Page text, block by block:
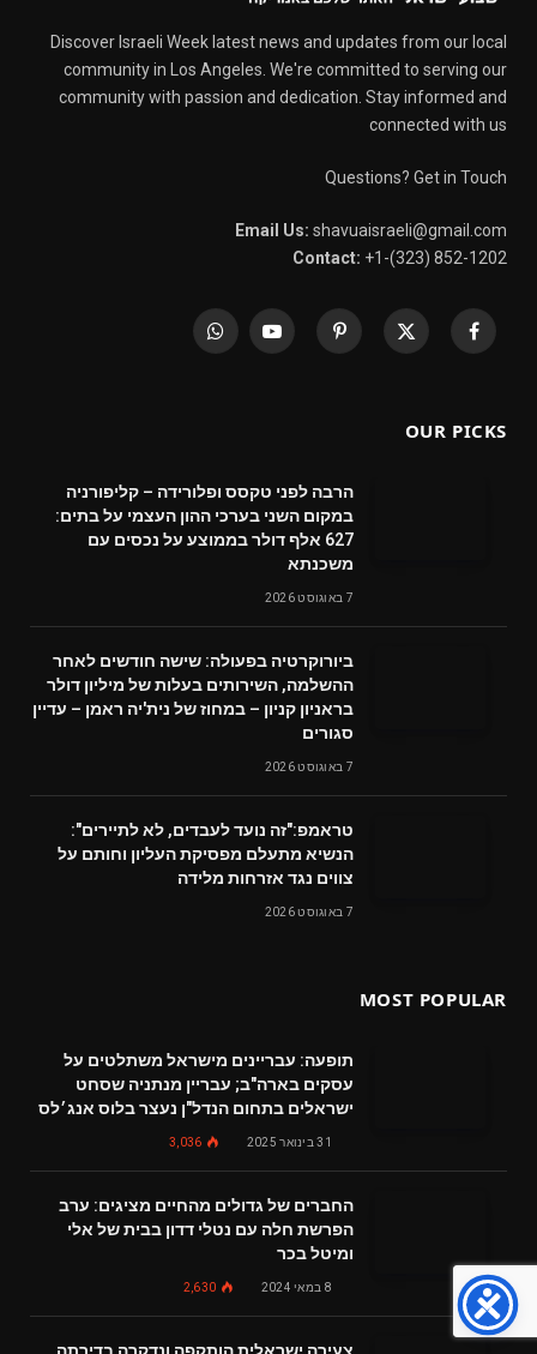
Discover Israeli Week latest news and updates from our local
community in Los Angeles. We're committed to serving our
community with passion and dedication. Stay informed and
connected with us
Questions? Get in Touch
Email Us: shavuaisraeli@gmail.com
Contact: +1-(323) 852-1202
Facebook
X
Pinterest
YouTube
WhatsApp
OUR PICKS
הרבה לפני טקסס ופלורידה – קליפורניה
במקום השני בערכי ההון העצמי על בתים:
627 אלף דולר בממוצע על נכסים עם
משכנתא
7 באוגוסט 2026
ביורוקרטיה בפעולה: שישה חודשים לאחר
ההשלמה, השירותים בעלות של מיליון דולר
בראניון קניון – במחוז של נית'יה ראמן – עדיין
סגורים
7 באוגוסט 2026
טראמפ:"זה נועד לעבדים, לא לתיירים":
הנשיא מתעלם מפסיקת העליון וחותם על
צווים נגד אזרחות מלידה
7 באוגוסט 2026
MOST POPULAR
תופעה: עבריינים מישראל משתלטים על
עסקים בארה"ב; עבריין מנתניה שסחט
ישראלים בתחום הנדל"ן נעצר בלוס אנג׳לס
31 בינואר 2025 3,036
החברים של גדולים מהחיים מציגים: ערב
הפרשת חלה עם נטלי דדון בבית של אלי
ומיטל בכר
8 במאי 2024 2,630